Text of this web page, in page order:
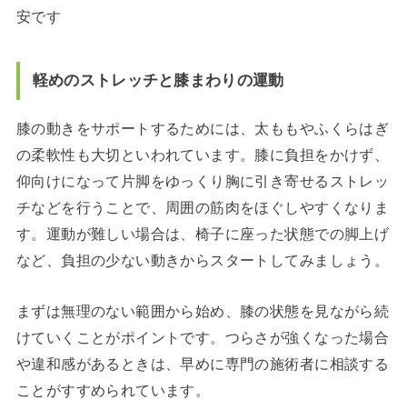
安です
軽めのストレッチと膝まわりの運動
膝の動きをサポートするためには、太ももやふくらはぎ
の柔軟性も大切といわれています。膝に負担をかけず、
仰向けになって片脚をゆっくり胸に引き寄せるストレッ
チなどを行うことで、周囲の筋肉をほぐしやすくなりま
す。運動が難しい場合は、椅子に座った状態での脚上げ
など、負担の少ない動きからスタートしてみましょう。
まずは無理のない範囲から始め、膝の状態を見ながら続
けていくことがポイントです。つらさが強くなった場合
や違和感があるときは、早めに専門の施術者に相談する
ことがすすめられています。